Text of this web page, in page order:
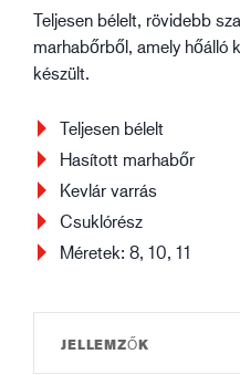
Teljesen bélelt, rövidebb
marhabőrből, amely hőálló
készült.
Teljesen bélelt
Hasított marhabőr
Kevlár varrás
Csuklórész
Méretek: 8, 10, 11
JELLEMZŐK